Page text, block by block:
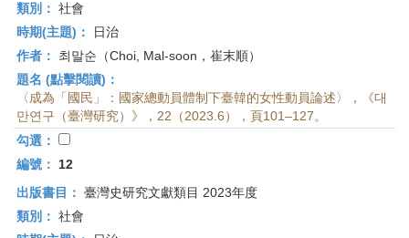
類別： 社會
時期(主題)：
日治
作者：
최말순（Choi, Mal-soon，崔末順）
題名 (點擊閱讀)：
〈成為「國民」：國家總動員體制下臺韓的女性動員論述〉，《대
만연구（臺灣研究）》，22（2023.6），頁101–127。
勾選：
編號：
12
出版書目： 臺灣史研究文獻類目 2023年度
類別： 社會